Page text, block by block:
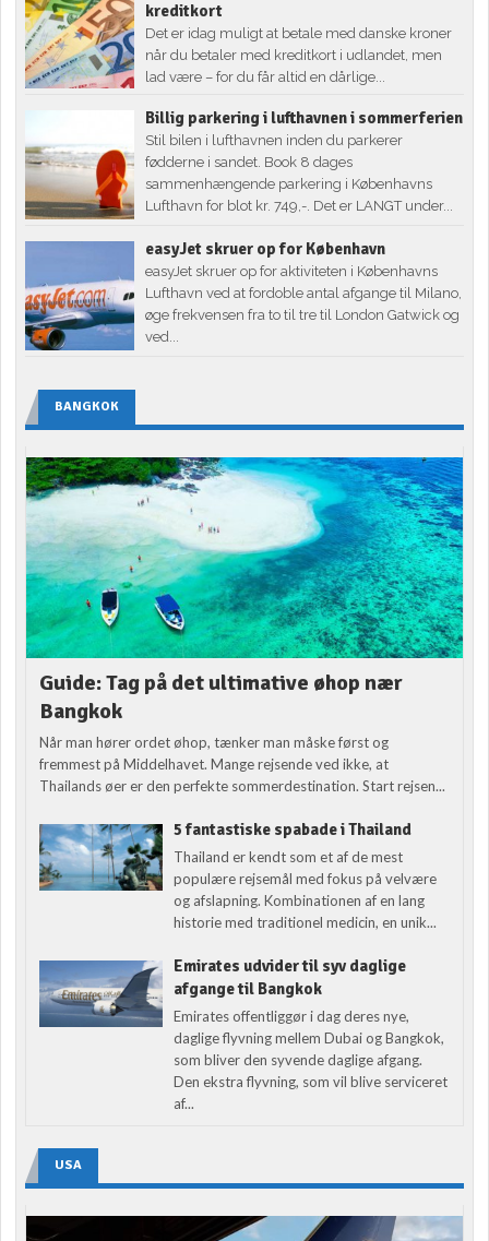
kreditkort
Det er idag muligt at betale med danske kroner
når du betaler med kreditkort i udlandet, men
lad være – for du får altid en dårlige...
Billig parkering i lufthavnen i sommerferien
Stil bilen i lufthavnen inden du parkerer
fødderne i sandet. Book 8 dages
sammenhængende parkering i Københavns
Lufthavn for blot kr. 749,-. Det er LANGT under...
easyJet skruer op for København
easyJet skruer op for aktiviteten i Københavns
Lufthavn ved at fordoble antal afgange til Milano,
øge frekvensen fra to til tre til London Gatwick og
ved...
BANGKOK
Guide: Tag på det ultimative øhop nær
Bangkok
Når man hører ordet øhop, tænker man måske først og
fremmest på Middelhavet. Mange rejsende ved ikke, at
Thailands øer er den perfekte sommerdestination. Start rejsen...
5 fantastiske spabade i Thailand
Thailand er kendt som et af de mest
populære rejsemål med fokus på velvære
og afslapning. Kombinationen af en lang
historie med traditionel medicin, en unik...
Emirates udvider til syv daglige
afgange til Bangkok
Emirates offentliggør i dag deres nye,
daglige flyvning mellem Dubai og Bangkok,
som bliver den syvende daglige afgang.
Den ekstra flyvning, som vil blive serviceret
af...
USA